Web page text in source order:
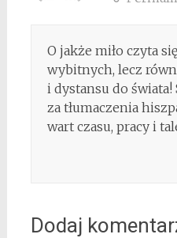
O jakże miło czyta
wybitnych, lecz
i dystansu do
za tłumaczenia
wart czasu, pracy i
Dodaj